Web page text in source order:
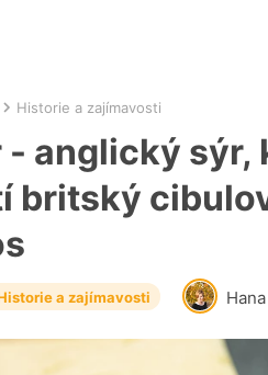
Historie a zajímavosti
- anglický sýr,
britský
a zajímavosti